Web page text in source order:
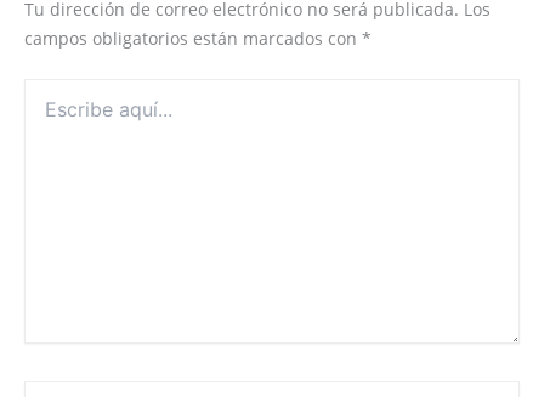
Tu dirección de correo electrónico no será publicada. Los
campos obligatorios están marcados con *
aquí...